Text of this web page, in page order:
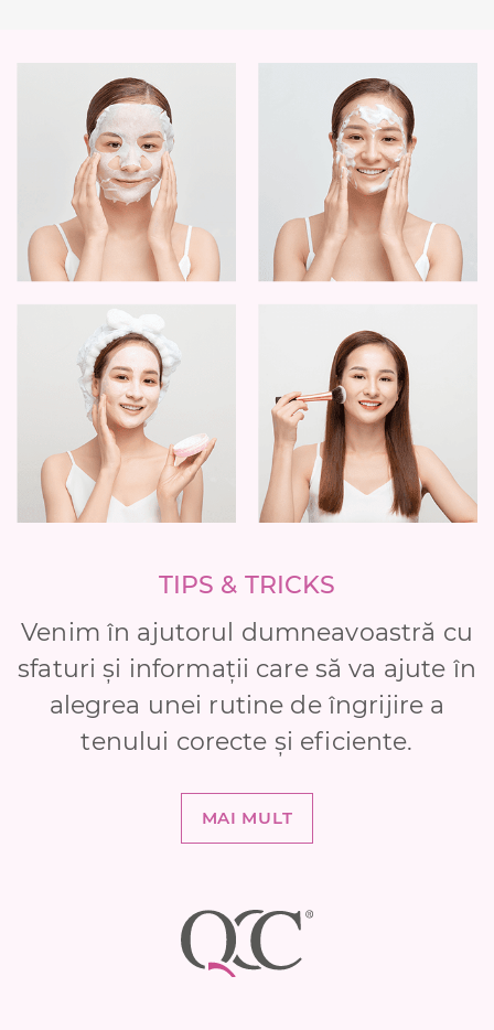
TIPS & TRICKS
Venim în ajutorul dumneavoastră cu
sfaturi și informații care să va ajute în
alegrea unei rutine de îngrijire a
tenului corecte și eficiente.
MAI MULT